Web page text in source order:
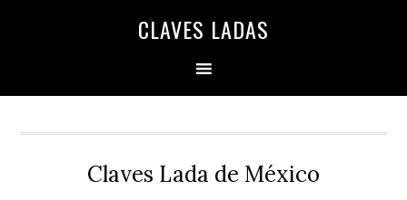
CLAVES LADAS
Claves Lada de México